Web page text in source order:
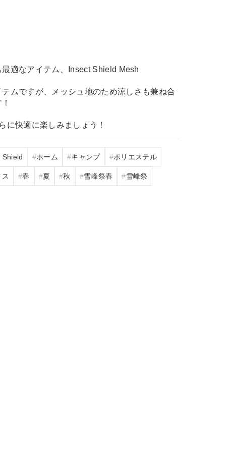
適なアイテム、Insect Shield Mesh
ムですが、メッシュ地のため涼しさも兼ね合
に快適に楽しみましょう！
Shield ホーム キャンプ ポリエステル
春 夏 秋 雪峰祭春 雪峰祭